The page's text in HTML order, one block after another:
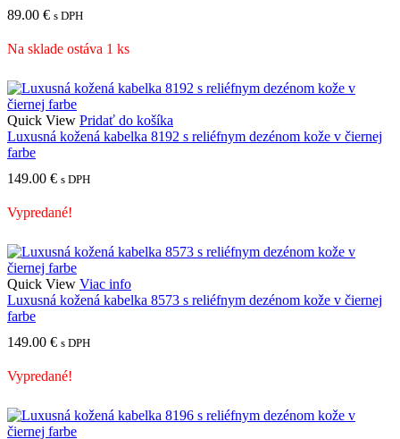
89.00 € s DPH
Na sklade ostáva 1 ks
Quick View Pridať do košíka
Luxusná kožená kabelka 8192 s reliéfnym dezénom kože v čiernej
farbe
149.00 € s DPH
Vypredané!
Quick View Viac info
Luxusná kožená kabelka 8573 s reliéfnym dezénom kože v čiernej
farbe
149.00 € s DPH
Vypredané!